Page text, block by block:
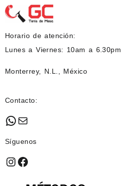
Horario de atención:
Lunes a Viernes: 10am a 6.30pm
Monterrey, N.L., México
Contacto:
WhatsApp
Mail
Síguenos
Instagram
Facebook